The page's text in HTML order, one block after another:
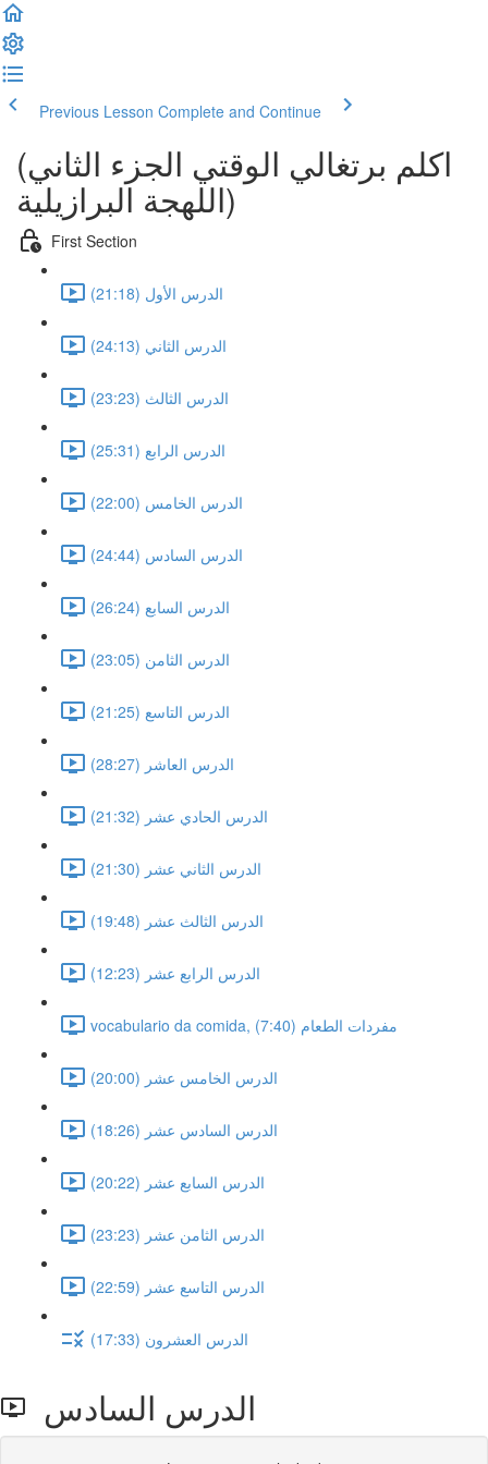
Previous Lesson Complete and Continue
(اكلم برتغالي الوقتي الجزء الثاني
(اللهجة البرازيلية
First Section
الدرس الأول (21:18)
الدرس الثاني (24:13)
الدرس الثالث (23:23)
الدرس الرابع (25:31)
الدرس الخامس (22:00)
الدرس السادس (24:44)
الدرس السابع (26:24)
الدرس الثامن (23:05)
الدرس التاسع (21:25)
الدرس العاشر (28:27)
الدرس الحادي عشر (21:32)
الدرس الثاني عشر (21:30)
الدرس الثالث عشر (19:48)
الدرس الرابع عشر (12:23)
vocabulario da comida, مفردات الطعام (7:40)
الدرس الخامس عشر (20:00)
الدرس السادس عشر (18:26)
الدرس السابع عشر (20:22)
الدرس الثامن عشر (23:23)
الدرس التاسع عشر (22:59)
الدرس العشرون (17:33)
الدرس السادس